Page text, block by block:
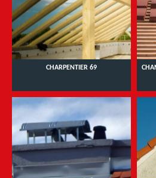
CHARPENTIER 69